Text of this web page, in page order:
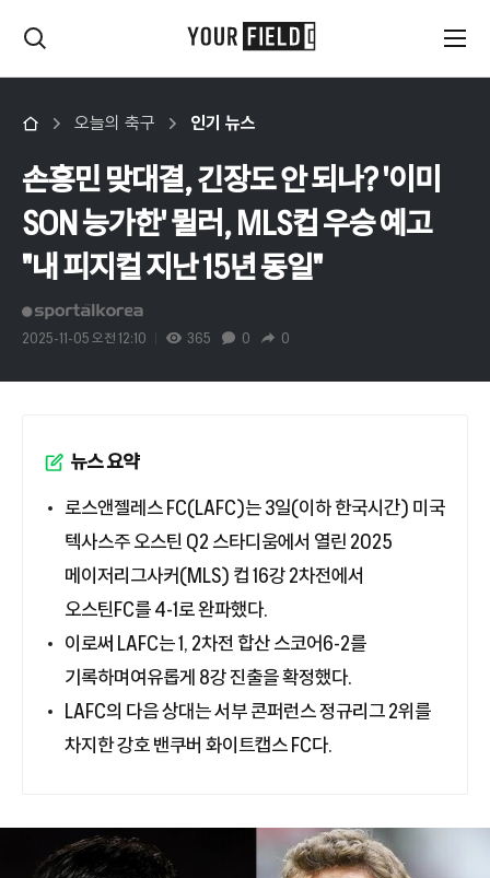
오늘의 축구 인기 뉴스
손흥민 맞대결, 긴장도 안 되나? '이미
SON 능가한' 뮐러, MLS컵 우승 예고
"내 피지컬 지난 15년 동일"
2025-11-05 오전 12:10 365 0 0
뉴스 요약
로스앤젤레스 FC(LAFC)는 3일(이하 한국시간) 미국
텍사스주 오스틴 Q2 스타디움에서 열린 2025
메이저리그사커(MLS) 컵 16강 2차전에서
오스틴FC를 4-1로 완파했다.
이로써 LAFC는 1, 2차전 합산 스코어6-2를
기록하며여유롭게 8강 진출을 확정했다.
LAFC의 다음 상대는 서부 콘퍼런스 정규리그 2위를
차지한 강호 밴쿠버 화이트캡스 FC다.